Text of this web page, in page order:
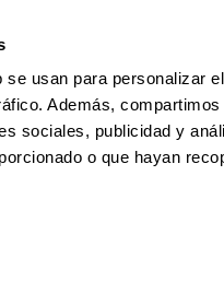
usan para personalizar
Además,
sociales, publicidad y
o que hayan